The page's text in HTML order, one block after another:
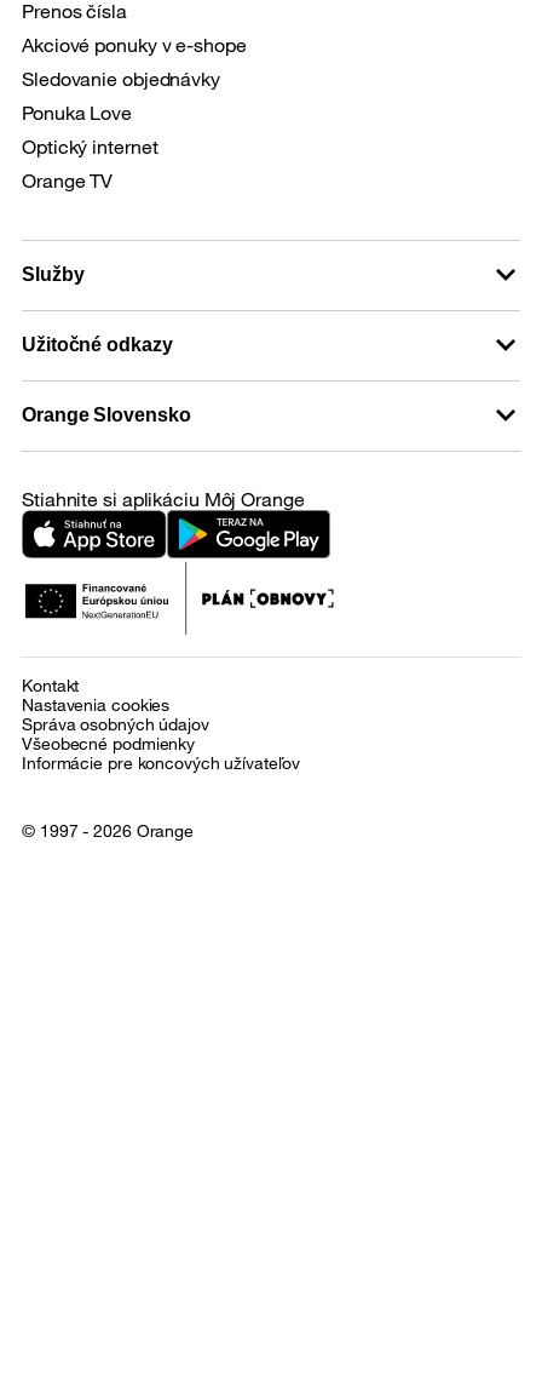
Prenos čísla
Akciové ponuky v e-shope
Sledovanie objednávky
Ponuka Love
Optický internet
Orange TV
Služby
Užitočné odkazy
Orange Slovensko
Stiahnite si aplikáciu Môj Orange
Kontakt
Nastavenia cookies
Správa osobných údajov
Všeobecné podmienky
Informácie pre koncových užívateľov
© 1997 - 2026 Orange